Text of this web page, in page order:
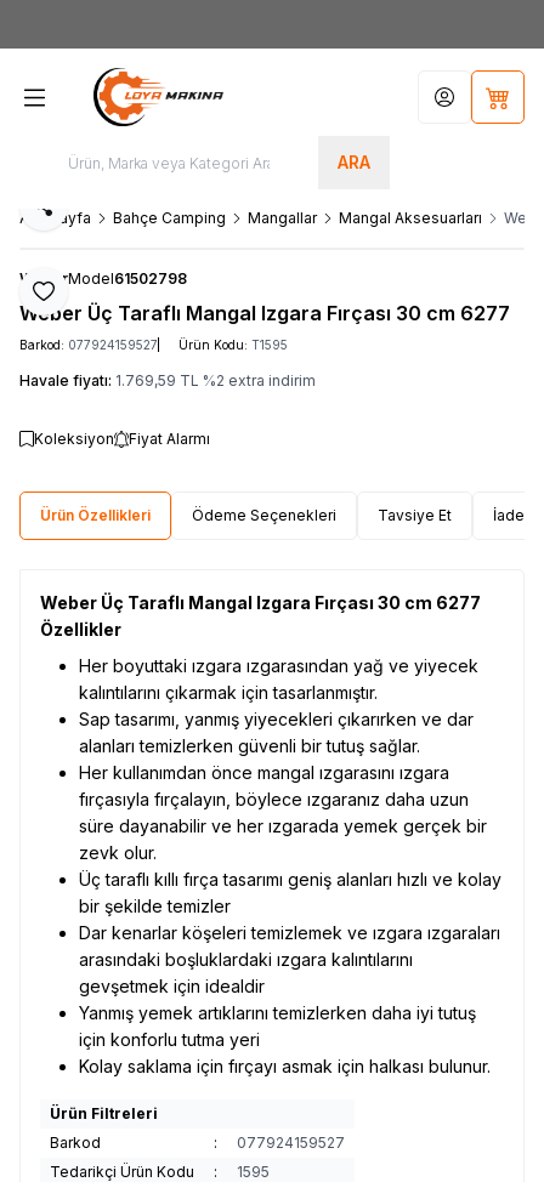
ARA
Hesabım
Ana Sayfa Bahçe Camping Mangallar Mangal Aksesuarları
Favoriye Ekle
Paylaş
WeberModel61502798
Weber Üç Taraflı Mangal Izgara Fırçası 30 cm 6277
Barkod: 077924159527 Ürün Kodu: T1595
Havale fiyatı: 1.769,59 TL %2 extra indirim
Koleksiyon Fiyat Alarmı
Ürün Özellikleri Ödeme Seçenekleri Tavsiye Et İade
Weber Üç Taraflı Mangal Izgara Fırçası 30 cm 6277
Özellikler
Her boyuttaki ızgara ızgarasından yağ ve yiyecek
kalıntılarını çıkarmak için tasarlanmıştır.
Sap tasarımı, yanmış yiyecekleri çıkarırken ve dar
alanları temizlerken güvenli bir tutuş sağlar.
Her kullanımdan önce mangal ızgarasını ızgara
fırçasıyla fırçalayın, böylece ızgaranız daha uzun
süre dayanabilir ve her ızgarada yemek gerçek bir
zevk olur.
Üç taraflı kıllı fırça tasarımı geniş alanları hızlı ve kolay
bir şekilde temizler
Dar kenarlar köşeleri temizlemek ve ızgara ızgaraları
arasındaki boşluklardaki ızgara kalıntılarını
gevşetmek için idealdir
Yanmış yemek artıklarını temizlerken daha iyi tutuş
için konforlu tutma yeri
Kolay saklama için fırçayı asmak için halkası bulunur.
Ürün Filtreleri
Barkod
:
077924159527
Tedarikçi Ürün Kodu
: 1595